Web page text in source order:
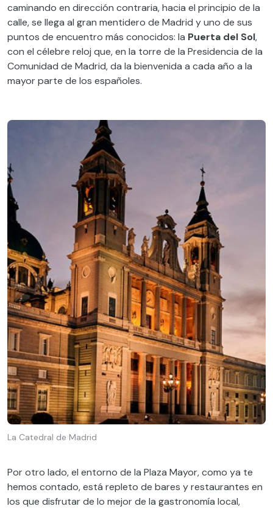
caminando en dirección contraria, hacia el principio de la
calle, se llega al gran mentidero de Madrid y uno de sus
puntos de encuentro más conocidos: la Puerta del Sol,
con el célebre reloj que, en la torre de la Presidencia de la
Comunidad de Madrid, da la bienvenida a cada año a la
mayor parte de los españoles.
La Catedral de Madrid
Por otro lado, el entorno de la Plaza Mayor, como ya te
hemos contado, está repleto de bares y restaurantes en
los que disfrutar de lo mejor de la gastronomía local,